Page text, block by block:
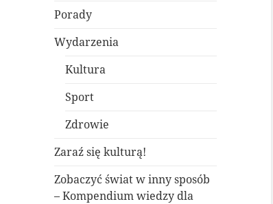
Porady
Wydarzenia
Kultura
Sport
Zdrowie
Zaraź się kulturą!
Zobaczyć świat w inny sposób
– Kompendium wiedzy dla